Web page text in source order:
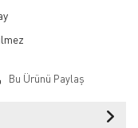
Bu Ürünü Paylaş